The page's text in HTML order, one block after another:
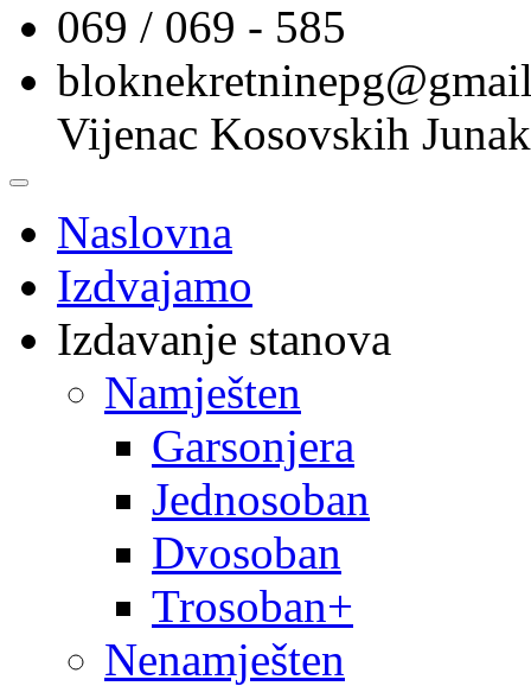
069 / 069 - 585
Vijenac Kosovskih
Naslovna
Izdvajamo
Izdavanje stanova
Namješten
Garsonjera
Jednosoban
Dvosoban
Trosoban+
Nenamješten